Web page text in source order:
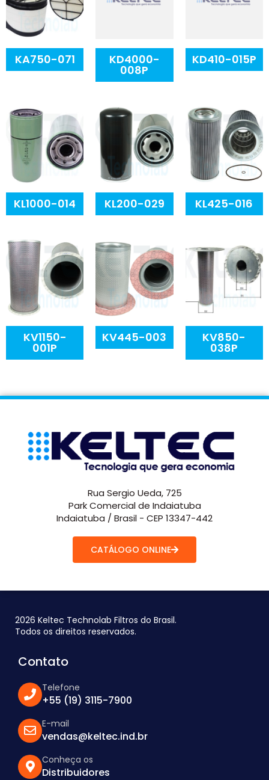
KA750-071 KD4000-
008P
KD410-015P
KL1000-014 KL200-029 KL425-016
KV1150-
001P
KV445-003 KV850-
038P
Rua Sergio Ueda, 725
Park Comercial de Indaiatuba
Indaiatuba / Brasil - CEP 13347-442
CATÁLOGO ONLINE
2026 Keltec Technolab Filtros do Brasil.
Todos os direitos reservados.
Contato
Telefone
+55 (19) 3115-7900
E-mail
vendas@keltec.ind.br
Conheça os
Distribuidores